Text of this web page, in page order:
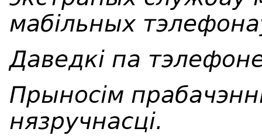
мабільных
Даведкі па
Прыносім
нязручнасці.